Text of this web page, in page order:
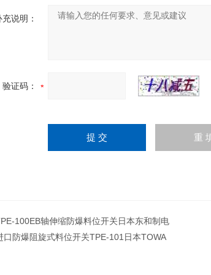
充说明：
验证码：
100EB轴伸缩防爆料位开关日本东和制电
口防爆阻旋式料位开关TPE-101日本TOWA